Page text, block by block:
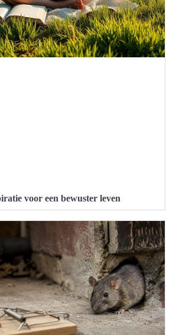
voor een bewuster leven